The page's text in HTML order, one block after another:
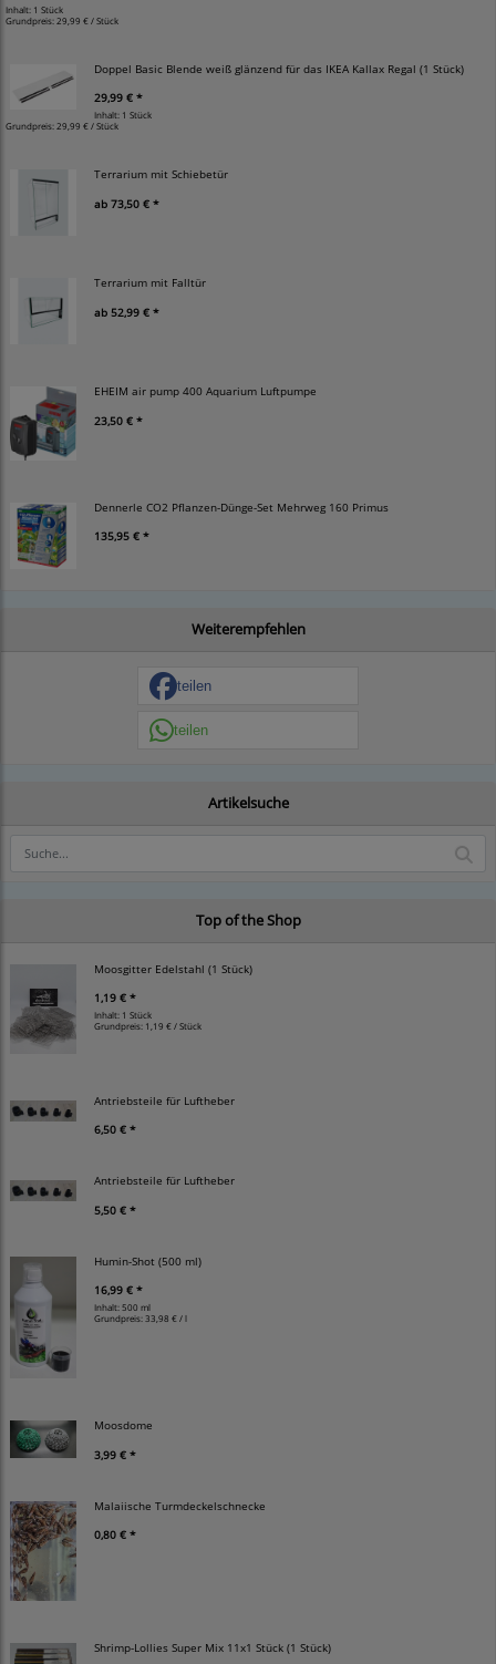
Inhalt: 1 Stück
Grundpreis: 29,99 € / Stück
Doppel Basic Blende weiß glänzend für das IKEA Kallax Regal (1 Stück)
29,99 € *
Inhalt: 1 Stück
Grundpreis:29,99 € / Stück
Terrarium mit Schiebetür
ab 73,50 € *
Terrarium mit Falltür
ab 52,99 € *
EHEIM air pump 400 Aquarium Luftpumpe
23,50 € *
Dennerle CO2 Pflanzen-Dünge-Set Mehrweg 160 Primus
135,95 € *
Weiterempfehlen
teilen
teilen
Artikelsuche
Top of the Shop
Moosgitter Edelstahl (1 Stück)
1,19 € *
Inhalt: 1 Stück
Grundpreis: 1,19 € / Stück
Antriebsteile für Luftheber
6,50 € *
Antriebsteile für Luftheber
5,50 € *
Humin-Shot (500 ml)
16,99 € *
Inhalt: 500 ml
Grundpreis:33,98 € / l
Moosdome
3,99 € *
Malaiische Turmdeckelschnecke
0,80 € *
Shrimp-Lollies Super Mix 11x1 Stück (1 Stück)